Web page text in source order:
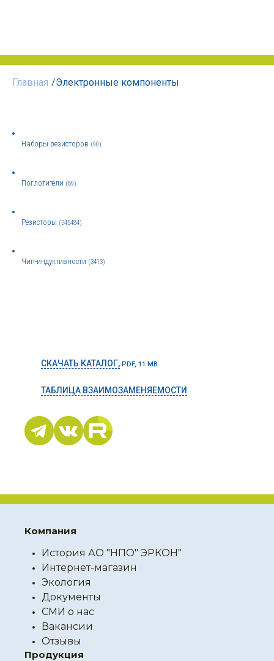
Главная /Электронные компоненты
Наборы резисторов (90)
Поглотители (89)
Резисторы (345484)
Чип-индуктивности (3413)
СКАЧАТЬ КАТАЛОГ, PDF, 11 MB
ТАБЛИЦА ВЗАИМОЗАМЕНЯЕМОСТИ
Компания
История АО "НПО" ЭРКОН"
Интернет-магазин
Экология
Документы
СМИ о нас
Вакансии
Отзывы
Продукция